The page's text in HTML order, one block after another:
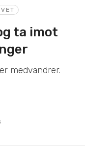
ta imot
medvandrer.